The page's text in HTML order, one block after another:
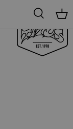
Suche